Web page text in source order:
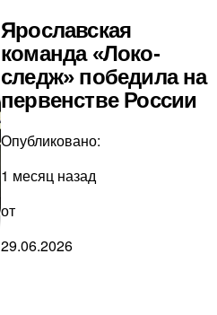
Ярославская
команда «Локо-
следж» победила на
первенстве России
Опубликовано:
1 месяц назад
от
29.06.2026